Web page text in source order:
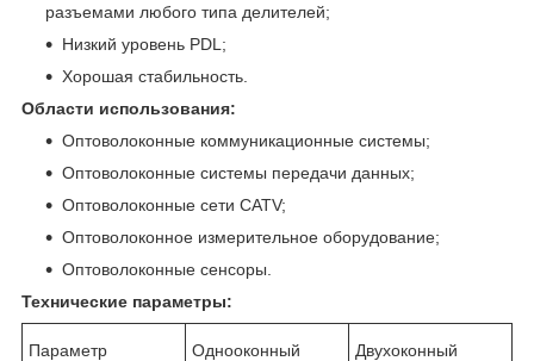
разъемами любого типа делителей;
Низкий уровень PDL;
Хорошая стабильность.
Области использования:
Оптоволоконные коммуникационные системы;
Оптоволоконные системы передачи данных;
Оптоволоконные сети CATV;
Оптоволоконное измерительное оборудование;
Оптоволоконные сенсоры.
Технические параметры:
Параметр Однооконный Двухоконный